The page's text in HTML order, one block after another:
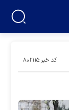
کد خبر:۸۰۲۱۱۵